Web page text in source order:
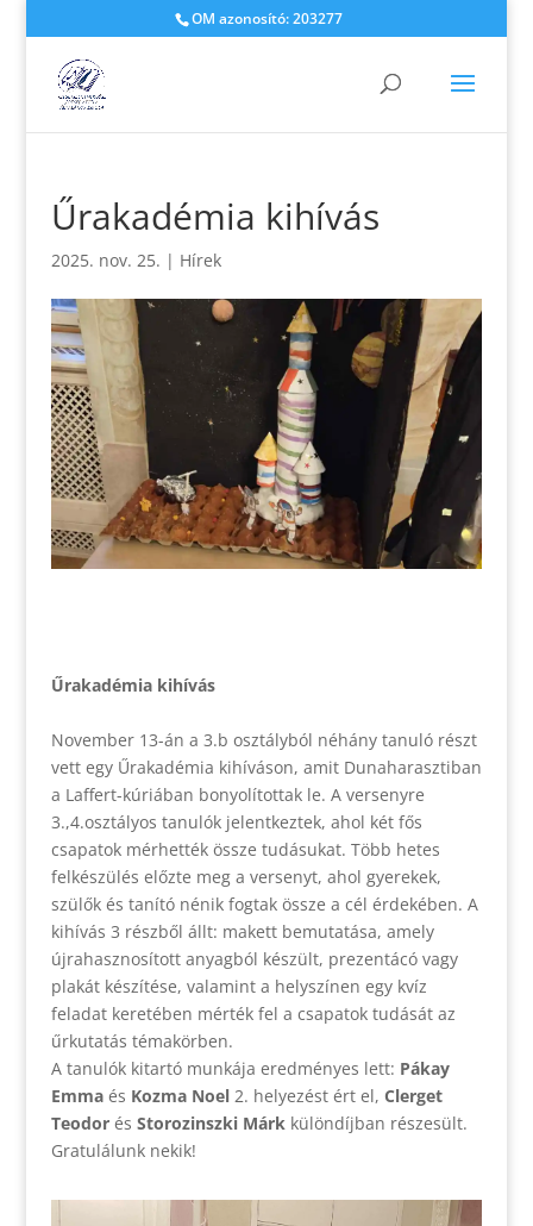
OM azonosító: 203277
Űrakadémia kihívás
2025. nov. 25. | Hírek
Űrakadémia kihívás
November 13-án a 3.b osztályból néhány tanuló részt
vett egy Űrakadémia kihíváson, amit Dunaharasztiban
a Laffert-kúriában bonyolítottak le. A versenyre
3.,4.osztályos tanulók jelentkeztek, ahol két fős
csapatok mérhették össze tudásukat. Több hetes
felkészülés előzte meg a versenyt, ahol gyerekek,
szülők és tanító nénik fogtak össze a cél érdekében. A
kihívás 3 részből állt: makett bemutatása, amely
újrahasznosított anyagból készült, prezentácó vagy
plakát készítése, valamint a helyszínen egy kvíz
feladat keretében mérték fel a csapatok tudását az
űrkutatás témakörben.
A tanulók kitartó munkája eredményes lett: Pákay
Emmaés Kozma Noel2. helyezést ért el, Clerget
Teodorés Storozinszki Márk különdíjban részesült.
Gratulálunk nekik!